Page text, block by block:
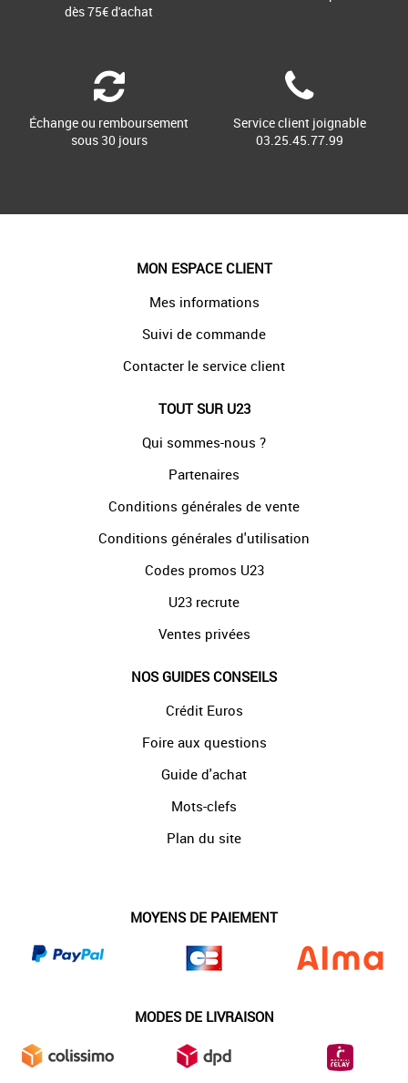
dès 75€ d'achat
Échange ou remboursement
sous 30 jours
Service client joignable
03.25.45.77.99
MON ESPACE CLIENT
Mes informations
Suivi de commande
Contacter le service client
TOUT SUR U23
Qui sommes-nous ?
Partenaires
Conditions générales de vente
Conditions générales d'utilisation
Codes promos U23
U23 recrute
Ventes privées
NOS GUIDES CONSEILS
Crédit Euros
Foire aux questions
Guide d'achat
Mots-clefs
Plan du site
MOYENS DE PAIEMENT
MODES DE LIVRAISON